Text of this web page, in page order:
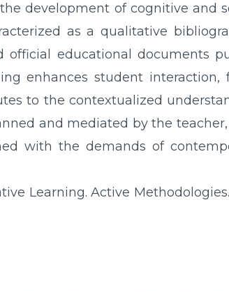
development of cognitive and
as a qualitative
official educational documents
enhances student interaction,
to the contextualized
and mediated by the
with the demands of
Learning. Active